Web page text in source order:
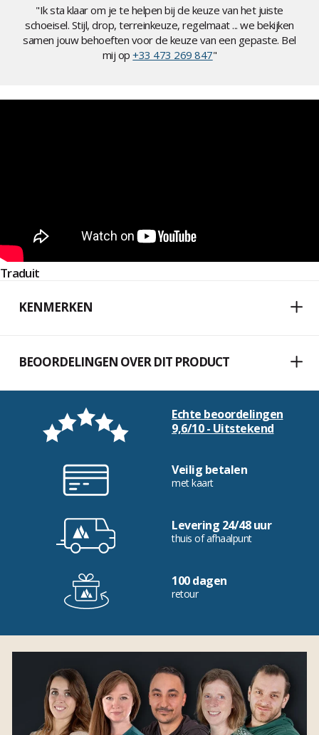
"Ik sta klaar om je te helpen bij de keuze van het juiste
schoeisel. Stijl, drop, terreinkeuze, regelmaat ... we bekijken
samen jouw behoeften voor de keuze van een gepaste. Bel
mij op+33 473 269 847"
Traduit
KENMERKEN
BEOORDELINGEN OVER DIT PRODUCT
Echte beoordelingen
9,6/10 - Uitstekend
Veilig betalen
met kaart
Levering 24/48 uur
thuis of afhaalpunt
100 dagen
retour